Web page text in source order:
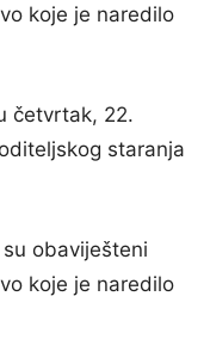
koje je naredilo
četvrtak, 22.
staranja
obaviješteni
koje je naredilo